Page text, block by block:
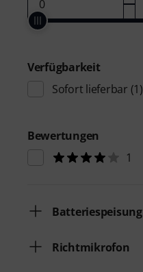
Verfügbarkeit
Sofort lieferbar (1)
Bewertungen
1
Batteriespeisung
Richtmikrofon